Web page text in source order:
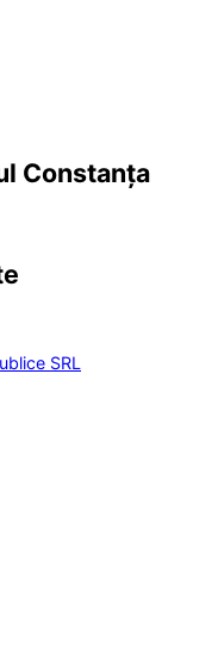
Constanța
SRL